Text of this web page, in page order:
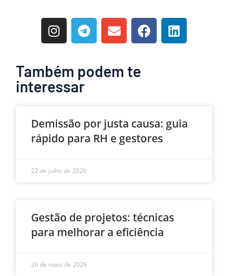
Também podem te
interessar
Demissão por justa causa: guia
rápido para RH e gestores
22 de julho de 2026
Gestão de projetos: técnicas
para melhorar a eficiência
26 de maio de 2026